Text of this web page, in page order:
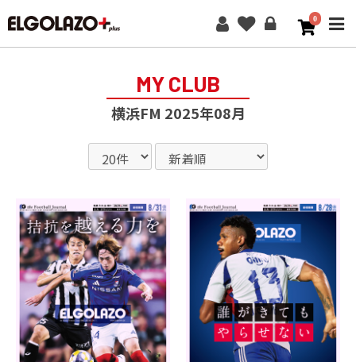
0
MY CLUB
横浜FM 2025年08月